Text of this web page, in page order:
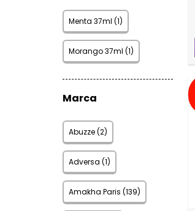
Menta 37ml (1)
Morango 37ml (1)
Marca
Abuzze (2)
Adversa (1)
Amakha Paris (139)